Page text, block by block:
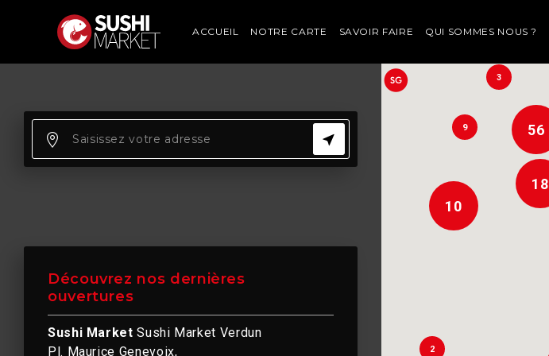
ACCUEIL NOTRE CARTE SAVOIR FAIRE QUI SOMMES NOUS ?
56
9
10
2
18
3
Découvrez nos dernières
ouvertures
Sushi Market Sushi Market Verdun
Pl. Maurice Genevoix,